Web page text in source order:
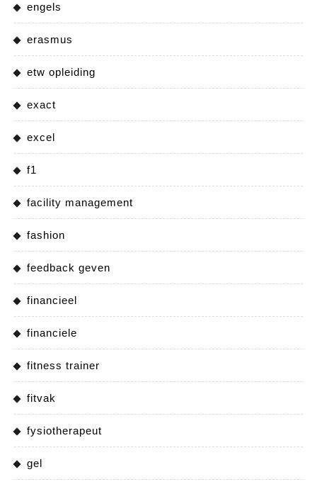
engels
erasmus
etw opleiding
exact
excel
f1
facility management
fashion
feedback geven
financieel
financiele
fitness trainer
fitvak
fysiotherapeut
gel